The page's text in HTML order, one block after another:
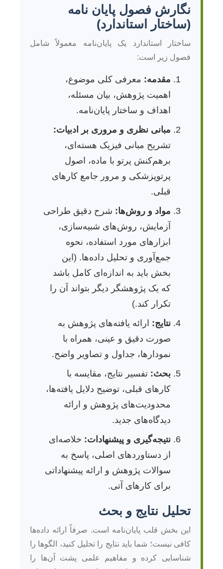
نگارش فصول پایان نامه
(ساختار استاندارد)
ساختار استاندارد یک پایان‌نامه معمولاً شامل
فصول زیر است:
مقدمه: معرفی کلی موضوع،
اهمیت پژوهش، بیان مسئله،
اهداف و ساختار پایان‌نامه.
مبانی نظری و مروری بر ادبیات:
تشریح مبانی فیزیک هسته‌ای،
برهم‌کنش پرتو با ماده، اصول
پرتوپزشکی و مرور جامع کارهای
قبلی.
مواد و روش‌ها: شرح دقیق طراحی
آزمایش، روش‌های شبیه‌سازی،
ابزارهای مورد استفاده، نحوه
جمع‌آوری و تحلیل داده‌ها. (این
بخش باید به اندازه‌ای کامل باشد
که یک پژوهشگر دیگر بتواند آن را
تکرار کند.)
نتایج: ارائه یافته‌های پژوهش به
صورت دقیق و عینی، همراه با
نمودارها، جداول و تصاویر واضح.
بحث: تفسیر نتایج، مقایسه با
کارهای قبلی، توضیح دلایل یافته‌ها،
محدودیت‌های پژوهش و ارائه
دیدگاه‌های جدید.
نتیجه‌گیری و پیشنهادات: خلاصه‌ای
از دستاوردهای اصلی، پاسخ به
سوالات پژوهش و ارائه پیشنهاداتی
برای کارهای آتی.
تحلیل نتایج و بحث
این بخش قلب پایان‌نامه است. صرفاً ارائه داده‌ها
کافی نیست؛ شما باید نتایج را تحلیل کنید، الگوها را
شناسایی کرده و مفاهیم علمی پشت آن‌ها را